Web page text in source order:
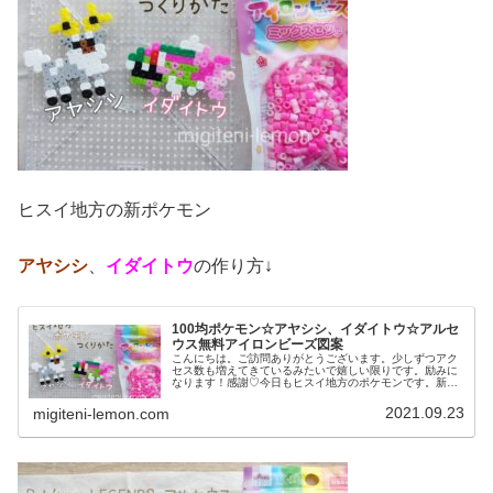
ヒスイ地方の新ポケモン
アヤシシ イダイトウの作り方↓
100均ポケモン☆アヤシシ、イダイトウ☆アルセ
ウス無料アイロンビーズ図案
こんにちは。ご訪問ありがとうございます。少しずつアク
セス数も増えてきているみたいで嬉しい限りです。励みに
なります！感謝♡今日もヒスイ地方のポケモンです。新キ
migiteni-lemon.com 2021.09.23